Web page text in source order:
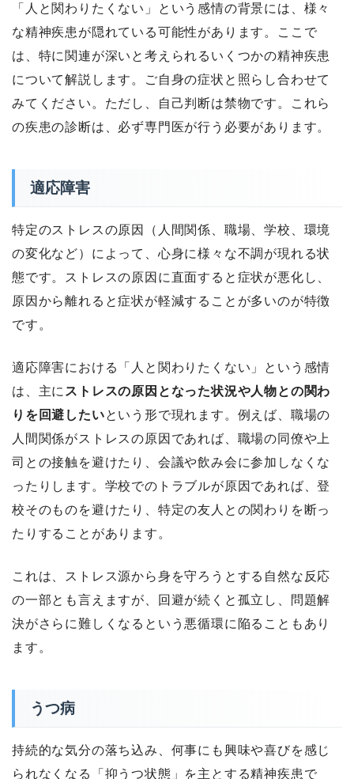
「人と関わりたくない」という感情の背景には、様々
な精神疾患が隠れている可能性があります。ここで
は、特に関連が深いと考えられるいくつかの精神疾患
について解説します。ご自身の症状と照らし合わせて
みてください。ただし、自己判断は禁物です。これら
の疾患の診断は、必ず専門医が行う必要があります。
適応障害
特定のストレスの原因（人間関係、職場、学校、環境
の変化など）によって、心身に様々な不調が現れる状
態です。ストレスの原因に直面すると症状が悪化し、
原因から離れると症状が軽減することが多いのが特徴
です。
適応障害における「人と関わりたくない」という感情
は、主に ストレスの原因となった状況や人物との関わ
りを回避したいという形で現れます。例えば、職場の
人間関係がストレスの原因であれば、職場の同僚や上
司との接触を避けたり、会議や飲み会に参加しなくな
ったりします。学校でのトラブルが原因であれば、登
校そのものを避けたり、特定の友人との関わりを断っ
たりすることがあります。
これは、ストレス源から身を守ろうとする自然な反応
の一部とも言えますが、回避が続くと孤立し、問題解
決がさらに難しくなるという悪循環に陥ることもあり
ます。
うつ病
持続的な気分の落ち込み、何事にも興味や喜びを感じ
られなくなる「抑うつ状態」を主とする精神疾患で